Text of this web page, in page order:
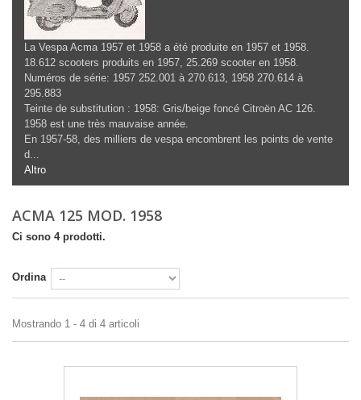
La Vespa Acma 1957 et 1958 a été produite en 1957 et 1958.
18.612 scooters produits en 1957, 25.269 scooter en 1958.
Numéros de série: 1957 252.001 à 270.613, 1958 270.614 à
295.883
Teinte de substitution : 1958: Gris/beige foncé Citroën AC 126.
1958 est une très mauvaise année.
En 1957-58, des milliers de vespa encombrent les points de vente
d...
Altro
ACMA 125 MOD. 1958
Ci sono 4 prodotti.
Ordina
Mostrando 1 - 4 di 4 articoli